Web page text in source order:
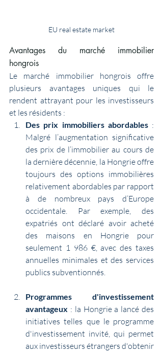
EU real estate market
Avantages du marché immobilier
hongrois
Le marché immobilier hongrois offre
plusieurs avantages uniques qui le
rendent attrayant pour les investisseurs
et les résidents :
Des prix immobiliers abordables :
Malgré l’augmentation significative
des prix de l’immobilier au cours de
la dernière décennie, la Hongrie offre
toujours des options immobilières
relativement abordables par rapport
à de nombreux pays d’Europe
occidentale. Par exemple, des
expatriés ont déclaré avoir acheté
des maisons en Hongrie pour
seulement 1 986 €, avec des taxes
annuelles minimales et des services
publics subventionnés.
Programmes d'investissement
avantageux : la Hongrie a lancé des
initiatives telles que le programme
d'investissement invité, qui permet
aux investisseurs étrangers d'obtenir